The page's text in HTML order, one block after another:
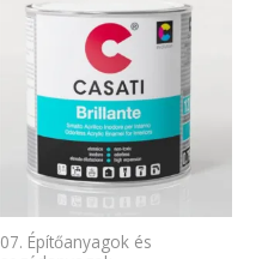
07. Építőanyagok és